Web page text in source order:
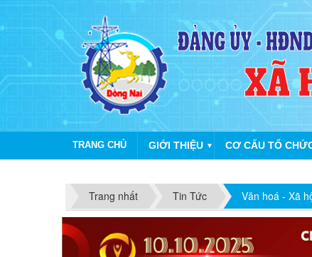
TRANG CHỦ GIỚI THIỆU ▼ CƠ CẤU TỔ
Trang nhất
Tin Tức Văn hoá - Xã